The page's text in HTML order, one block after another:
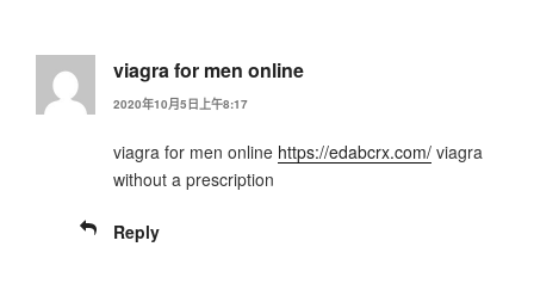
viagra for men online
2020年10月5日上午8:17
viagra for men online https://edabcrx.com/ viagra
without a prescription
Reply